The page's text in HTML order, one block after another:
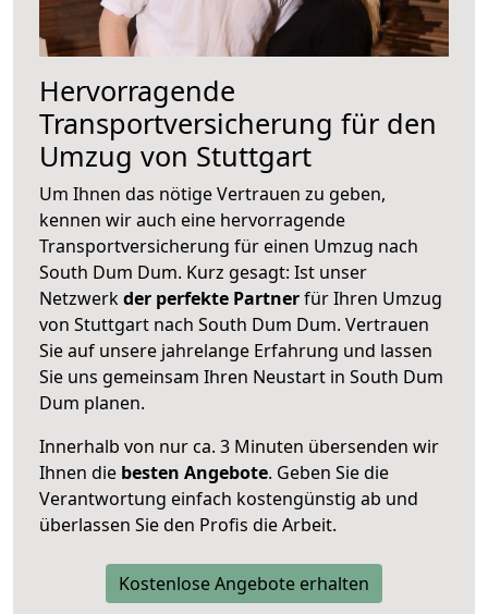
Hervorragende
Transportversicherung für den
Umzug von Stuttgart
Um Ihnen das nötige Vertrauen zu geben,
kennen wir auch eine hervorragende
Transportversicherung für einen Umzug nach
South Dum Dum. Kurz gesagt: Ist unser
Netzwerkder perfekte Partnerfür Ihren Umzug
von Stuttgart nach South Dum Dum. Vertrauen
Sie auf unsere jahrelange Erfahrung und lassen
Sie uns gemeinsam Ihren Neustart in South Dum
Dum planen.
Innerhalb von nur ca. 3 Minuten übersenden wir
Ihnen die besten Angebote. Geben Sie die
Verantwortung einfach kostengünstig ab und
überlassen Sie den Profis die Arbeit.
Kostenlose Angebote erhalten